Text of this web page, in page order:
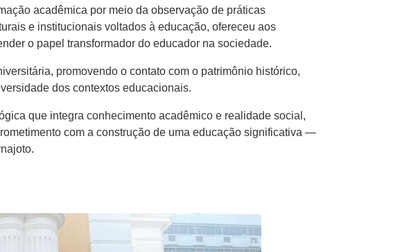
acadêmica por meio da observação de práticas
e institucionais voltados à educação, ofereceu aos
o papel transformador do educador na sociedade.
promovendo o contato com o patrimônio histórico,
dos contextos educacionais.
que integra conhecimento acadêmico e realidade social,
com a construção de uma educação significativa —